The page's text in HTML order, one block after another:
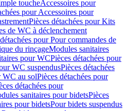
toucheAccessoires pour
pour Accessoires pour
Pièces détachées pour Kits
de WC à déclenchement
pour Pour commandes de
du rinçageModules sanitaires
pour WCPièces détachées pour
WC suspendusPièces détachées
WC au solPièces détachées pour
détachées pour
sanitaires pour bidetsPièces
pour bidetsPour bidets suspendus